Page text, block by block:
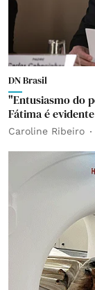
DN Brasil
"Entusiasmo do
Fátima é
Caroline Ribeiro